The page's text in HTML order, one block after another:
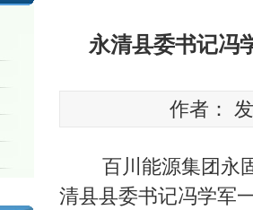
永清县委书记冯
作者：
百川能源集团永固
清县县委书记冯学军